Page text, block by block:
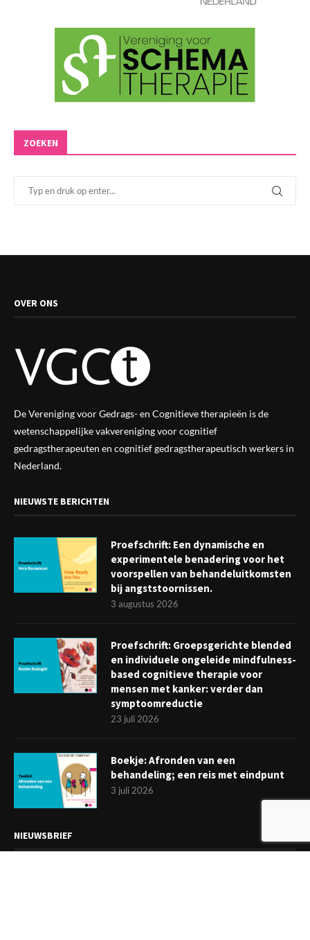
ZOEKEN
OVER ONS
De Vereniging voor Gedrags- en Cognitieve therapieën is de
wetenschappelijke vakverenigingvoor cognitief
gedragstherapeuten en cognitief gedragstherapeutisch werkers in
Nederland.
NIEUWSTE BERICHTEN
Proefschrift: Een dynamische en
experimentele benadering voor het
voorspellen van behandeluitkomsten
bij angststoornissen.
3 augustus 2026
Proefschrift: Groepsgerichte blended
en individuele ongeleide mindfulness-
based cognitieve therapie voor
mensen met kanker: verder dan
symptoomreductie
23 juli 2026
Boekje: Afronden van een
behandeling; een reis met eindpunt
3 juli 2026
NIEUWSBRIEF